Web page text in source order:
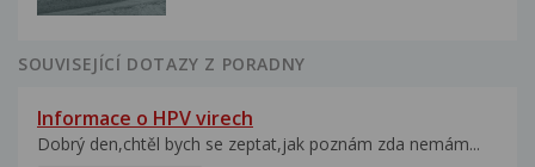
SOUVISEJÍCÍ DOTAZY Z PORADNY
Informace o HPV virech
Dobrý den,chtěl bych se zeptat,jak poznám zda nemám...